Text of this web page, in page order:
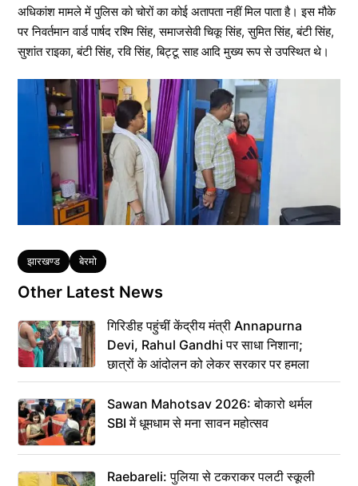
अधिकांश मामले में पुलिस को चोरों का कोई अतापता नहीं मिल पाता है। इस मौके
पर निवर्तमान वार्ड पार्षद रश्मि सिंह, समाजसेवी चिकू सिंह, सुमित सिंह, बंटी सिंह,
सुशांत राइका, बंटी सिंह, रवि सिंह, बिट्टू साह आदि मुख्य रूप से उपस्थित थे।
Tags
झारखण्ड बेरमो
Other Latest News
गिरिडीह पहुंचीं केंद्रीय मंत्री Annapurna
Devi, Rahul Gandhi पर साधा निशाना;
छात्रों के आंदोलन को लेकर सरकार पर हमला
Sawan Mahotsav 2026: बोकारो थर्मल
SBI में धूमधाम से मना सावन महोत्सव
Raebareli: पुलिया से टकराकर पलटी स्कूली